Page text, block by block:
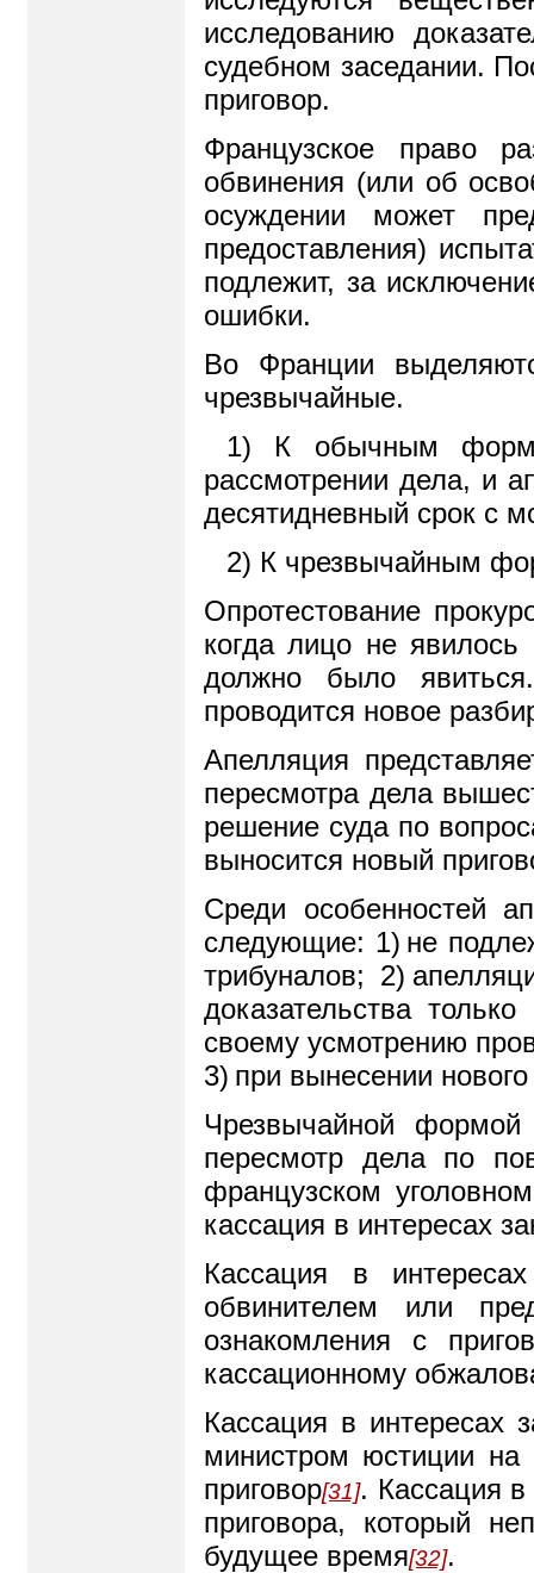
исследованию
судебном заседании.
приговор.
Французское право
обвинения (или об
осуждении может
предоставления)
подлежит, за
ошибки.
Во Франции
чрезвычайные.
1) К обычным
рассмотрении дела, и
десятидневный срок с
2) К чрезвычайным
Опротестование
когда лицо не
должно было
проводится новое
Апелляция
пересмотра дела
решение суда по
выносится новый
Среди особенностей
следующие: 1) не
трибуналов; 2)
доказательства
своему усмотрению
3) при вынесении
Чрезвычайной формой
пересмотр дела по
французском
кассация в интересах
Кассация в
обвинителем или
ознакомления с
кассационному
Кассация в интересах
министром юстиции
приговор[31]. Кассация в
приговора, который
будущее время[32].